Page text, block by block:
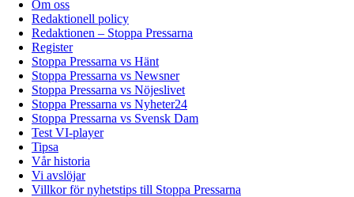
Om oss
Redaktionell policy
Redaktionen – Stoppa Pressarna
Register
Stoppa Pressarna vs Hänt
Stoppa Pressarna vs Newsner
Stoppa Pressarna vs Nöjeslivet
Stoppa Pressarna vs Nyheter24
Stoppa Pressarna vs Svensk Dam
Test VI-player
Tipsa
Vår historia
Vi avslöjar
Villkor för nyhetstips till Stoppa Pressarna